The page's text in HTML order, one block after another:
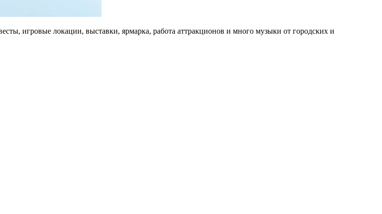
игровые локации, выставки, ярмарка, работа аттракционов и много музыки от городских и